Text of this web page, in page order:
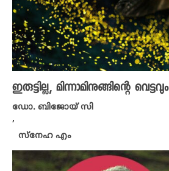
ഇരുട്ടില്ല, മിന്നാമിനുങ്ങിന്റെ വെട്ടവും
ഡോ. ബിജോയ് സി
,
സ്നേഹ എം